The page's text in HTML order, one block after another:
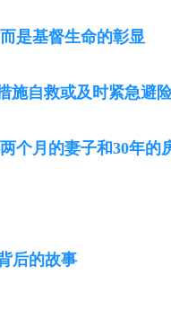
是基督生命的彰显
施自救或及时紧急避
个月的妻子和30年的
后的故事